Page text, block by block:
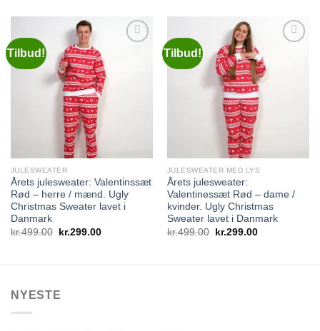
Tilbud!
JULESWEATER
Årets julesweater: Valentinssæt
Rød – herre / mænd. Ugly
Christmas Sweater lavet i
Danmark
kr.499.00
Den
kr.299.00Den
Tilbud!
JULESWEATER MED LYS
Årets julesweater:
Valentinessæt Rød – dame /
kvinder. Ugly Christmas
Sweater lavet i Danmark
kr.499.00
Den
kr.299.00Den
NYESTE